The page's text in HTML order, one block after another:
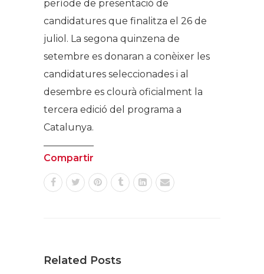
període de presentació de
candidatures que finalitza el 26 de
juliol. La segona quinzena de
setembre es donaran a conèixer les
candidatures seleccionades i al
desembre es clourà oficialment la
tercera edició del programa a
Catalunya.
Compartir
Related Posts